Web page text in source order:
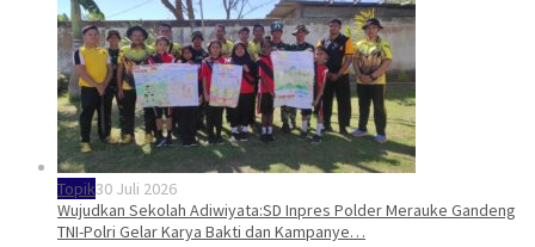
Topik30 Juli 2026
Wujudkan Sekolah Adiwiyata:SD Inpres Polder Merauke Gandeng
TNI-Polri Gelar Karya Bakti dan Kampanye…